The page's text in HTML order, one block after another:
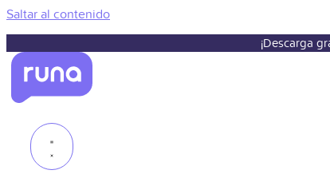
Saltar al contenido
¡Descarga